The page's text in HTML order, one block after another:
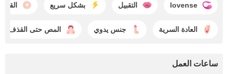
lovense التقبيل بشكل سريع
العادة السرية جنس يدوي المص حتى القذف
ساعات العمل